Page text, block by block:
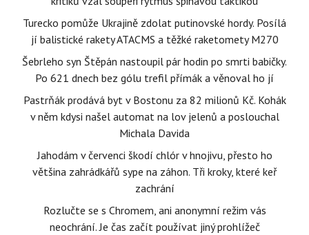
Turecko pomůže Ukrajině zdolat putinovské hordy. Posílá
jí balistické rakety ATACMS a těžké raketomety M270
Šebrleho syn Štěpán nastoupil pár hodin po smrti babičky.
Po 621 dnech bez gólu trefil přímák a věnoval ho jí
Pastrňák prodává byt v Bostonu za 82 milionů Kč. Kohák
v něm kdysi našel automat na lov jelenů a poslouchal
Michala Davida
Jahodám v červenci škodí chlór v hnojivu, přesto ho
většina zahrádkářů sype na záhon. Tři kroky, které keř
zachrání
Rozlučte se s Chromem, ani anonymní režim vás
neochrání. Je čas začít používat jiný prohlížeč